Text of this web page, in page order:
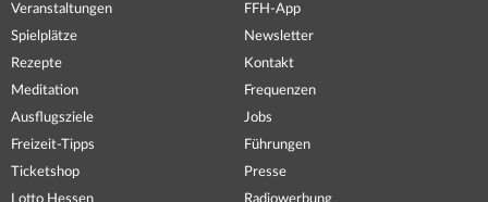
Veranstaltungen
Spielplätze
Rezepte
Meditation
Ausflugsziele
Freizeit-Tipps
Ticketshop
Lotto Hessen
FFH-App
Newsletter
Kontakt
Frequenzen
Jobs
Führungen
Presse
Radiowerbung